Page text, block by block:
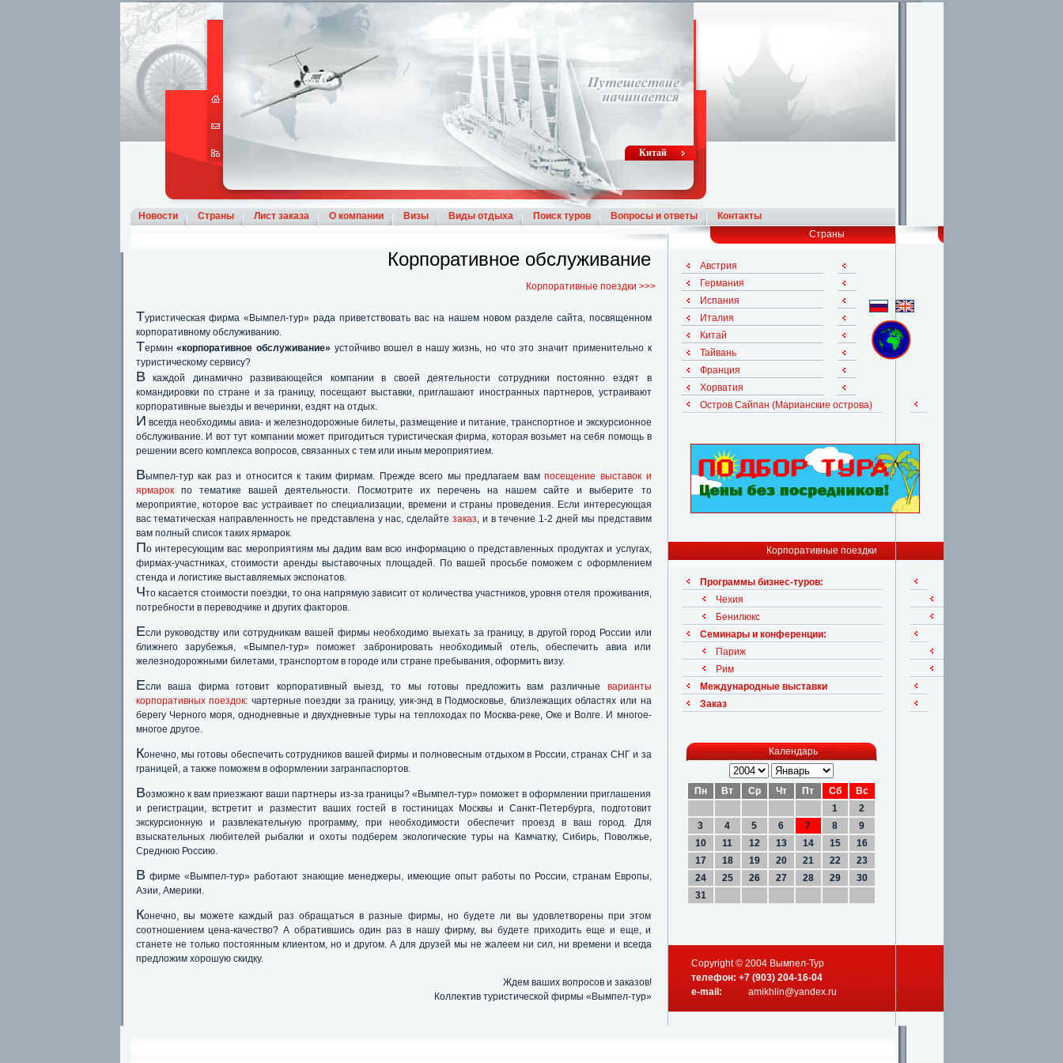
Китай
Новости Страны Лист заказа О компании Визы Виды отдыха Поиск туров Вопросы и ответы Контакты
Корпоративное обслуживание
Корпоративные поездки >>>
Туристическая фирма «Вымпел-тур» рада приветствовать вас на нашем новом разделе сайта, посвященном
корпоративному обслуживанию.
Термин«корпоративное обслуживание» устойчиво вошел в нашу жизнь, но что это значит применительно к
туристическому сервису?
В каждой динамично развивающейся компании в своей деятельности сотрудники постоянно ездят в
командировки по стране и за границу, посещают выставки, приглашают иностранных партнеров, устраивают
корпоративные выезды и вечеринки, ездят на отдых.
И всегда необходимы авиа- и железнодорожные билеты, размещение и питание, транспортное и экскурсионное
обслуживание. И вот тут компании может пригодиться туристическая фирма, которая возьмет на себя помощь в
решении всего комплекса вопросов, связанных с тем или иным мероприятием.
Вымпел-тур как раз и относится к таким фирмам. Прежде всего мы предлагаем вампосещение выставок и
ярмарокпо тематике вашей деятельности. Посмотрите их перечень на нашем сайте и выберите то
мероприятие, которое вас устраивает по специализации, времени и страны проведения. Если интересующая
вас тематическая направленность не представлена у нас, сделайте заказ, и в течение 1-2 дней мы представим
вам полный список таких ярмарок.
По интересующим вас мероприятиям мы дадим вам всю информацию о представленных продуктах и услугах,
фирмах-участниках, стоимости аренды выставочных площадей. По вашей просьбе поможем с оформлением
стенда и логистике выставляемых экспонатов.
Что касается стоимости поездки, то она напрямую зависит от количества участников, уровня отеля проживания,
потребности в переводчике и других факторов.
Если руководству или сотрудникам вашей фирмы необходимо выехать за границу, в другой город России или
ближнего зарубежья, «Вымпел-тур» поможет забронировать необходимый отель, обеспечить авиа или
железнодорожными билетами, транспортом в городе или стране пребывания, оформить визу.
Если ваша фирма готовит корпоративный выезд, то мы готовы предложить вам различные варианты
корпоративных поездок: чартерные поездки за границу, уик-энд в Подмосковье, близлежащих областях или на
берегу Черного моря, однодневные и двухдневные туры на теплоходах по Москва-реке, Оке и Волге. И многое-
многое другое.
Конечно, мы готовы обеспечить сотрудников вашей фирмы и полновесным отдыхом в России, странах СНГ и за
границей, а также поможем в оформлении загранпаспортов.
Возможно к вам приезжают ваши партнеры из-за границы? «Вымпел-тур» поможет в оформлении приглашения
и регистрации, встретит и разместит ваших гостей в гостиницах Москвы и Санкт-Петербурга, подготовит
экскурсионную и развлекательную программу, при необходимости обеспечит проезд в ваш город. Для
взыскательных любителей рыбалки и охоты подберем экологические туры на Камчатку, Сибирь, Поволжье,
Среднюю Россию.
В фирме «Вымпел-тур» работают знающие менеджеры, имеющие опыт работы по России, странам Европы,
Азии, Америки.
Конечно, вы можете каждый раз обращаться в разные фирмы, но будете ли вы удовлетворены при этом
соотношением цена-качество? А обратившись один раз в нашу фирму, вы будете приходить еще и еще, и
станете не только постоянным клиентом, но и другом. А для друзей мы не жалеем ни сил, ни времени и всегда
предложим хорошую скидку.
Ждем ваших вопросов и заказов!
Коллектив туристической фирмы «Вымпел-тур»
Страны
Австрия
Германия
Испания
Италия
Китай
Тайвань
Франция
Хорватия
Остров Сайпан (Марианские острова)
Корпоративные поездки
Программы бизнес-туров:
Чехия
Бенилюкс
Семинары и конференции:
Париж
Рим
Международные выставки
Заказ
Календарь
Пн Вт Ср Чт Пт Сб
Вс
1
2
3
4 5 6 7 8
9
10
11 12 13 14 15
16
17
18 19 20 21 22
23
24
25 26 27 28 29
30
31
Copyright © 2004 Вымпел-Тур
телефон: +7 (903) 204-16-04
e-mail:
amikhlin@yandex.ru